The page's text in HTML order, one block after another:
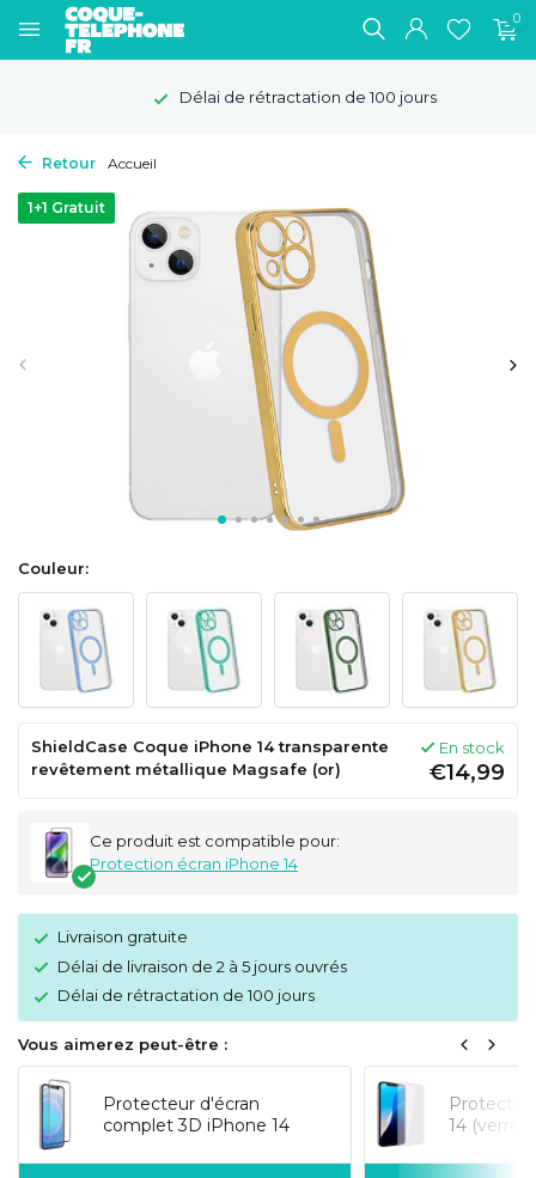
0
Délai de rétractation de 100 jours
Retour Accueil
1+1 Gratuit
Couleur:
ShieldCase Coque iPhone 14 transparente
revêtement métallique Magsafe (or)
En stock
€14,99
Ce produit est compatible pour:
Protection écran iPhone 14
Livraison gratuite
Délai de livraison de 2 à 5 jours ouvrés
Délai de rétractation de 100 jours
Vous aimerez peut-être :
Protecteur d'écran
complet 3D iPhone 14
14 (verre